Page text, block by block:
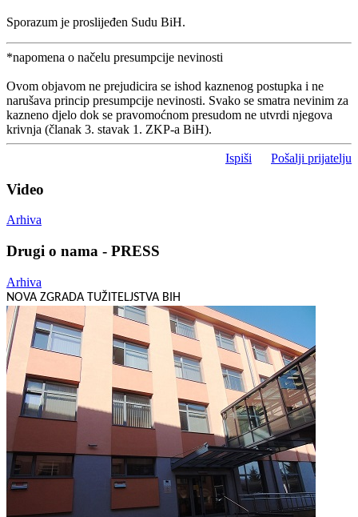
Sporazum je proslijeđen Sudu BiH.
*napomena o načelu presumpcije nevinosti
Ovom objavom ne prejudicira se ishod kaznenog postupka i ne
narušava princip presumpcije nevinosti. Svako se smatra nevinim za
kazneno djelo dok se pravomoćnom presudom ne utvrdi njegova
krivnja (članak 3. stavak 1. ZKP-a BiH).
Ispiši Pošalji prijatelju
Video
Arhiva
Drugi o nama - PRESS
Arhiva
NOVA ZGRADA TUŽITELJSTVA BIH